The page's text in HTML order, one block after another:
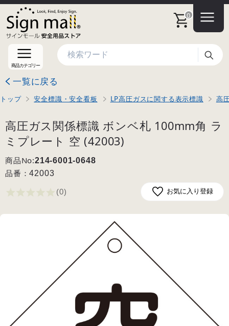
0
商品カテゴリー
検索
一覧に戻る
トップ 安全標識・安全看板 LP高圧ガスに関する表示標識 高
高圧ガス関係標識 ボンベ札 100mm角 ラ
ミプレート 空 (42003)
商品No:214-6001-0648
品番：42003
(0) お気に入り登録